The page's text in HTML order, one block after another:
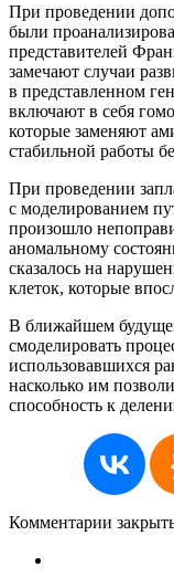
При проведении
были
представителей
замечают случаи
в представленном
включают в себя
которые заменяют
стабильной работы
При проведении
с моделированием
произошло
аномальному
сказалось на
клеток, которые
В ближайшем
смоделировать
использовавшихся
насколько им
способность к
Комментарии